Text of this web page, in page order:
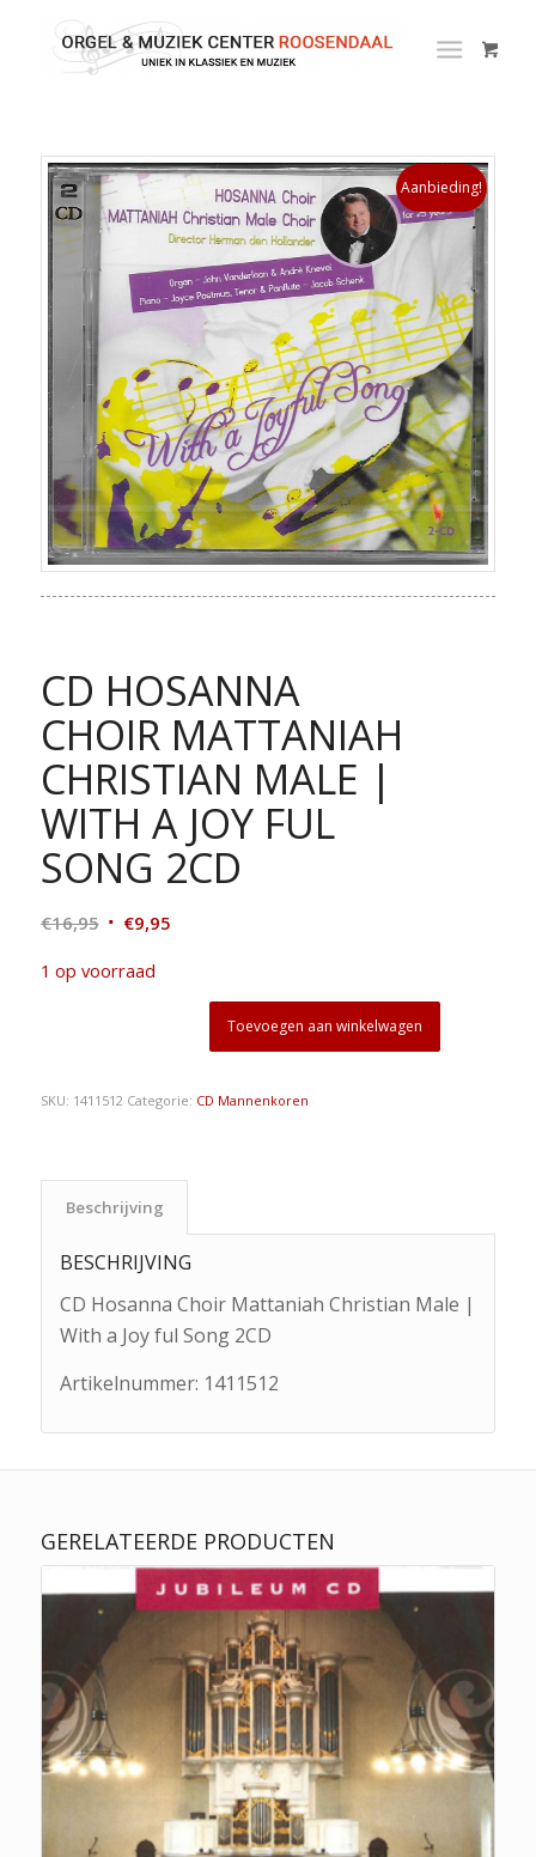
Aanbieding!
CD HOSANNA
CHOIR MATTANIAH
CHRISTIAN MALE |
WITH A JOY FUL
SONG 2CD
€16,95 Oorspronkelijke
was:
€9,95Huidige
€9,95.
1 op voorraad
Toevoegen aan winkelwagen
SKU: 1411512 Categorie: CD Mannenkoren
Beschrijving
BESCHRIJVING
CD Hosanna Choir Mattaniah Christian Male |
With a Joy ful Song 2CD
Artikelnummer: 1411512
GERELATEERDE PRODUCTEN